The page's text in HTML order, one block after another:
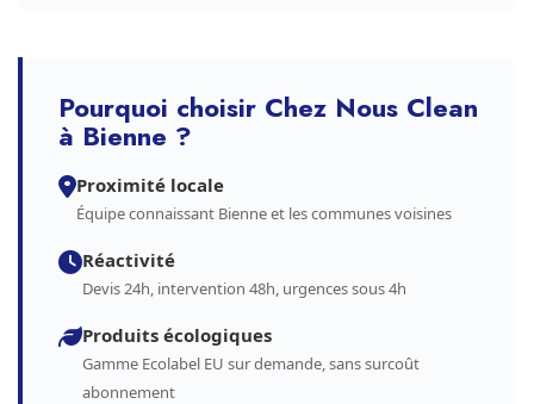
Pourquoi choisir Chez Nous Clean
à Bienne ?
Proximité locale
Équipe connaissant Bienne et les communes voisines
Réactivité
Devis 24h, intervention 48h, urgences sous 4h
Produits écologiques
Gamme Ecolabel EU sur demande, sans surcoût
abonnement